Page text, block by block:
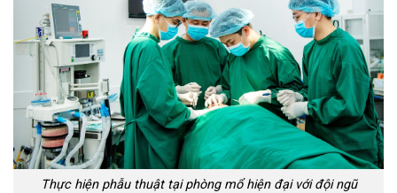
Thực hiện phẫu thuật tại phòng mổ hiện đại với đội ngũ